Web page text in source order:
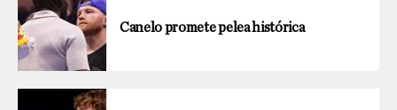
Canelo promete pelea histórica